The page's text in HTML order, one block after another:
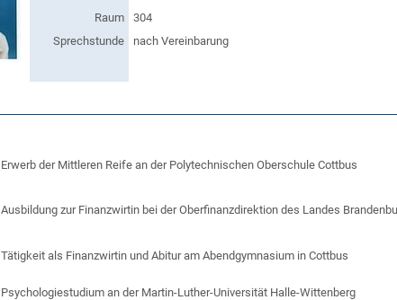
Raum
304
Sprechstunde
nach Vereinbarung
Erwerb der Mittleren Reife an der Polytechnischen Oberschule Cottbus
Ausbildung zur Finanzwirtin bei der Oberfinanzdirektion des Landes
Tätigkeit als Finanzwirtin und Abitur am Abendgymnasium in Cottbus
Psychologiestudium an der Martin-Luther-Universität Halle-Wittenberg